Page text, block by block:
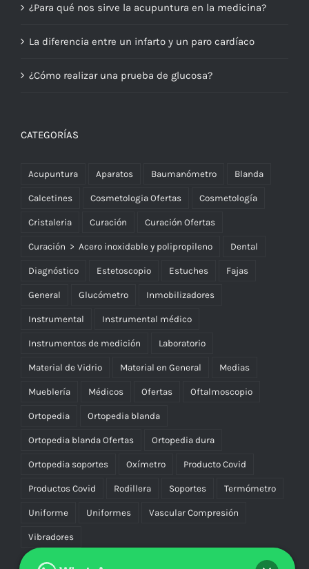
¿Para qué nos sirve la acupuntura en la medicina?
La diferencia entre un infarto y un paro cardíaco
¿Cómo realizar una prueba de glucosa?
CATEGORÍAS
Acupuntura Aparatos Baumanómetro Blanda
Calcetines Cosmetologia Ofertas Cosmetología
Cristaleria Curación Curación Ofertas
Curación > Acero inoxidable y polipropileno Dental
Diagnóstico Estetoscopio Estuches Fajas
General Glucómetro Inmobilizadores
Instrumental Instrumental médico
Instrumentos de medición Laboratorio
Material de Vidrio Material en General Medias
Mueblería Médicos Ofertas Oftalmoscopio
Ortopedia Ortopedia blanda
Ortopedia blanda Ofertas Ortopedia dura
Ortopedia soportes Oxímetro Producto Covid
Productos Covid Rodillera Soportes Termómetro
Uniforme Uniformes Vascular Compresión
Vibradores